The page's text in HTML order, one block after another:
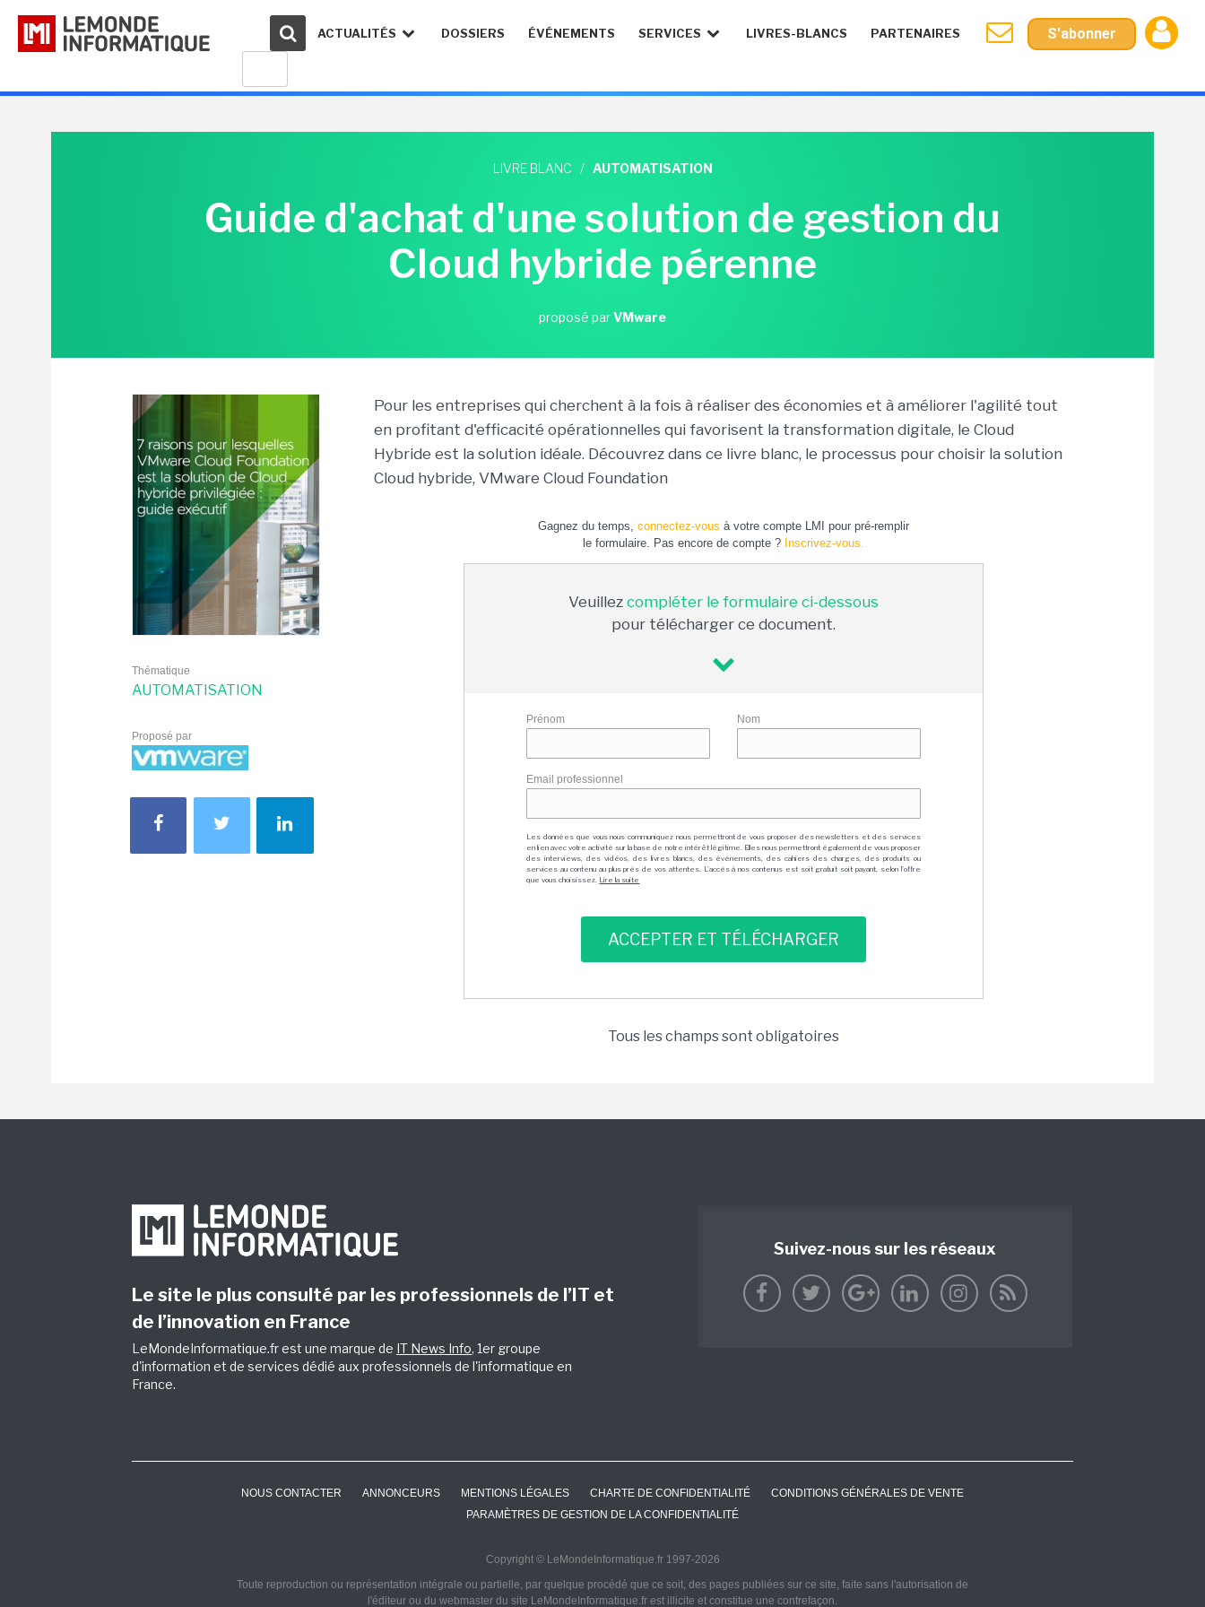
ACTUALITÉS DOSSIERS ÉVÉNEMENTS SERVICES LIVRES-BLANCS PARTENAIRES S'abonner
LIVRE BLANC / AUTOMATISATION
Guide d'achat d'une solution de gestion du
Cloud hybride pérenne
proposé parVMware
Thématique
AUTOMATISATION
Proposé par
Pour les entreprises qui cherchent à la fois à réaliser des économies et à améliorer l'agilité tout
en profitant d'efficacité opérationnelles qui favorisent la transformation digitale, le Cloud
Hybride est la solution idéale. Découvrez dans ce livre blanc, le processus pour choisir la solution
Cloud hybride, VMware Cloud Foundation
Gagnez du temps, connectez-vous à votre compte LMI pour pré-remplir
le formulaire. Pas encore de compte ? Inscrivez-vous.
Veuillez compléter le formulaire ci-dessous
pour télécharger ce document.
Prénom Nom
Email professionnel
Les données que vous nous communiquez nous permettront de vous proposer des newsletters et des services
en lien avec votre activité sur la base de notre intérêt légitime. Elles nous permettront également de vous proposer
des interviews, des vidéos, des livres blancs, des événements, des cahiers des charges, des produits ou
services au contenu au plus près de vos attentes. L'accès à nos contenus est soit gratuit soit payant, selon l'offre
que vous choisissez. Lire la suite
Tous les champs sont obligatoires
Le site le plus consulté par les professionnels de l’IT et
de l’innovation en France
LeMondeInformatique.fr est une marque de IT News Info, 1er groupe
d'information et de services dédié aux professionnels de l'informatique en
France.
Suivez-nous sur les réseaux
NOUS CONTACTER ANNONCEURS MENTIONS LÉGALES CHARTE DE CONFIDENTIALITÉ
CONDITIONS GÉNÉRALES DE VENTE
PARAMÈTRES DE GESTION DE LA CONFIDENTIALITÉ
Copyright © LeMondeInformatique.fr 1997-2026
Toute reproduction ou représentation intégrale ou partielle, par quelque procédé que ce soit, des pages publiées sur ce site, faite sans l'autorisation de
l'éditeur ou du webmaster du site LeMondeInformatique.fr est illicite et constitue une contrefaçon.